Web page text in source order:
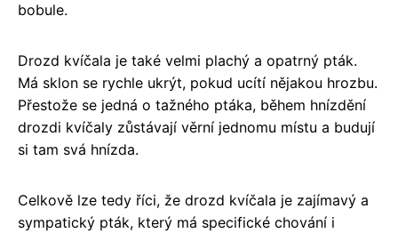
bobule.
Drozd kvíčala je také velmi plachý a opatrný pták.
Má sklon se rychle ukrýt, pokud ucítí nějakou hrozbu.
Přestože se jedná o tažného ptáka, během hnízdění
drozdi kvíčaly zůstávají věrní jednomu místu a budují
si tam svá hnízda.
Celkově lze tedy říci, že drozd kvíčala je zajímavý a
sympatický pták, který má specifické chování i